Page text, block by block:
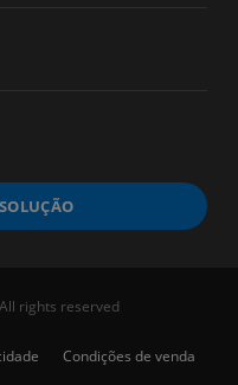
rights reserved
Condições de venda